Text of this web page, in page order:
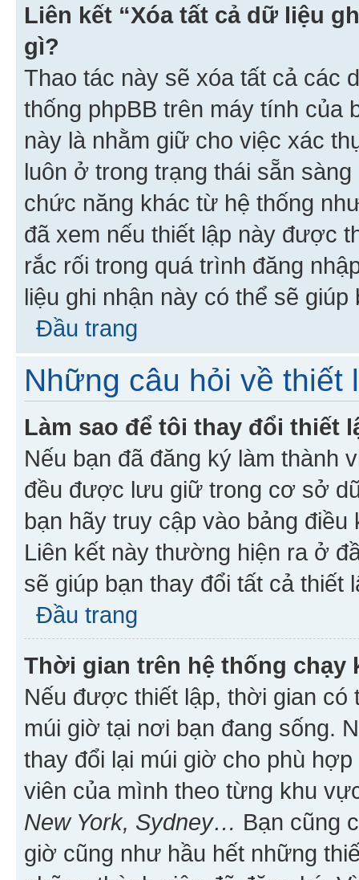
Liên kết “Xóa tất cả dữ liệu
gì?
Thao tác này sẽ xóa tất cả các
thống phpBB trên máy tính của
này là nhằm giữ cho việc xác
luôn ở trong trạng thái sẵn
chức năng khác từ hệ thống
đã xem nếu thiết lập này được
rắc rối trong quá trình đăng
liệu ghi nhận này có thể sẽ
Đầu trang
Những câu hỏi về thiết
Làm sao để tôi thay đổi thiết
Nếu bạn đã đăng ký làm thành
đều được lưu giữ trong cơ sở
bạn hãy truy cập vào bảng
Liên kết này thường hiện ra ở
sẽ giúp bạn thay đổi tất cả thiết
Đầu trang
Thời gian trên hệ thống chạy
Nếu được thiết lập, thời gian
múi giờ tại nơi bạn đang sống.
thay đổi lại múi giờ cho phù
viên của mình theo từng khu
New York, Sydney… Bạn cũng
giờ cũng như hầu hết những